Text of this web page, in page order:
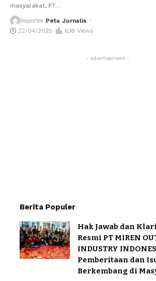
masyarakat, PT…
Reporter Peta Jurnalis
22/04/2025
638 Views
- Advertisement -
Berita Populer
Hak Jawab dan
Resmi PT MIREN
INDUSTRY
Pemberitaan dan
Berkembang di